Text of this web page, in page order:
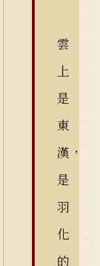
雲
上
是
東
漢，
是
羽
化
的